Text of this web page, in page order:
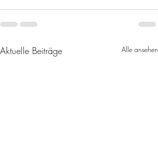
Aktuelle Beiträge Alle ansehen